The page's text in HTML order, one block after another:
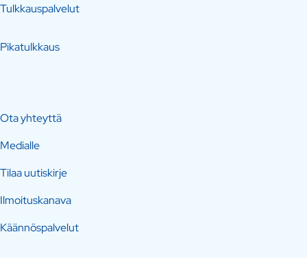
Tulkkauspalvelut
Pikatulkkaus
Ota yhteyttä
Medialle
Tilaa uutiskirje
Ilmoituskanava
Käännöspalvelut